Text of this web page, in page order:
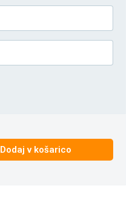
Dodaj v košarico